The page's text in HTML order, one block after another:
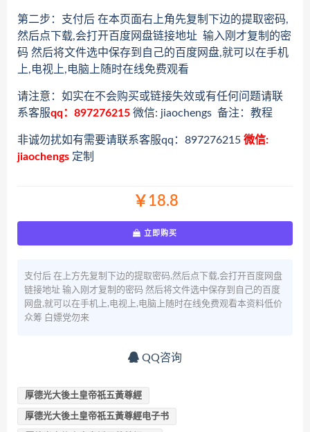
第二步：支付后 在本页面右上角先复制下边的提取密码,
然后点下载,会打开百度网盘链接地址 输入刚才复制的密
码 然后将文件选中保存到自己的百度网盘,就可以在手机
上,电视上,电脑上随时在线免费观看
请注意：如实在不会购买或链接失效或有任何问题请联
系客服qq：897276215 微信: jiaochengs 备注：教程
非诚勿扰如有需要请联系客服qq：897276215 微信:
jiaochengs 定制
￥18.8
立即购买
支付后 在上方先复制下边的提取密码,然后点下载,会打开百度网盘
链接地址 输入刚才复制的密码 然后将文件选中保存到自己的百度
网盘,就可以在手机上,电视上,电脑上随时在线免费观看本资料低价
众筹 白嫖党勿来
QQ咨询
厚德光大後土皇帝祇五黃尊經
厚德光大後土皇帝祇五黃尊經电子书